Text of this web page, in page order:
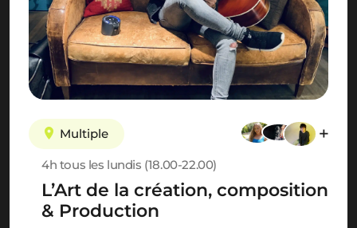
Multiple
4h tous les lundis (18.00-22.00)
L’Art de la création, composition
& Production